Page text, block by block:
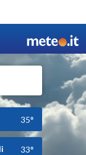
35°
33°